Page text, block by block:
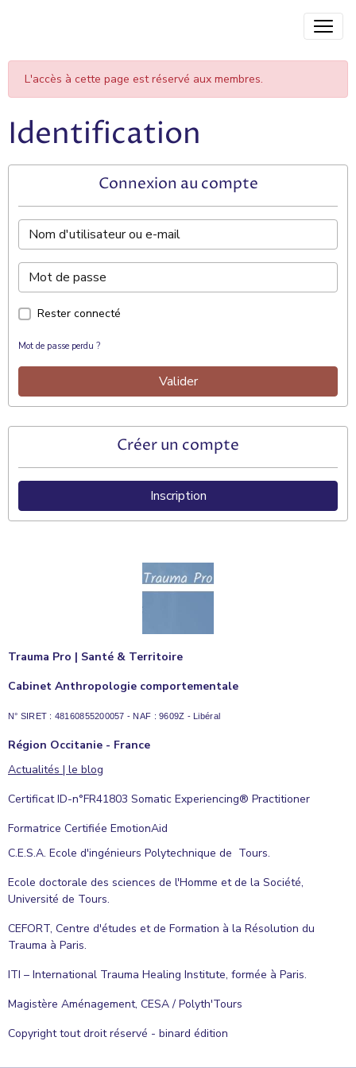
L'accès à cette page est réservé aux membres.
Identification
Connexion au compte
Rester connecté
Mot de passe perdu ?
Valider
Créer un compte
Inscription
Trauma Pro | Santé & Territoire
Cabinet Anthropologie comportementale
N° SIRET : 48160855200057 - NAF : 9609Z - Libéral
Région Occitanie - France
Actualités | le blog
Certificat ID-n°FR41803 Somatic Experiencing® Practitioner
Formatrice Certifiée EmotionAid
C.E.S.A. Ecole d'ingénieurs Polytechnique de Tours.
Ecole doctorale des sciences de l'Homme et de la Société,
Université de Tours.
CEFORT, Centre d'études et de Formation à la Résolution du
Trauma à Paris.
ITI – International Trauma Healing Institute, formée à Paris.
Magistère Aménagement, CESA / Polyth'Tours
Copyright tout droit réservé - binard édition